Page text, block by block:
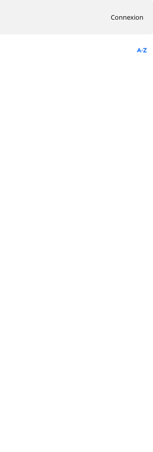
Connexion